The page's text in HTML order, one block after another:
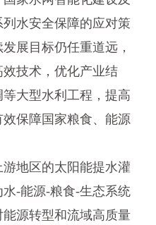
水安全保障的应对策
展目标仍任重道远，
技术，优化产业结
大型水利工程，提高
保障国家粮食、能源
地区的太阳能提水灌
-能源-粮食-生态系统
源转型和流域高质量